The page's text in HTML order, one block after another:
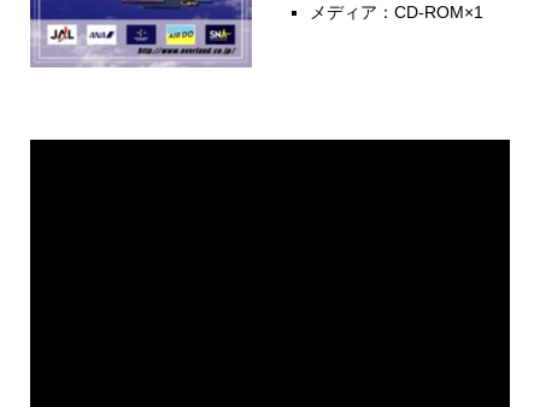
メディア：CD-ROM×1